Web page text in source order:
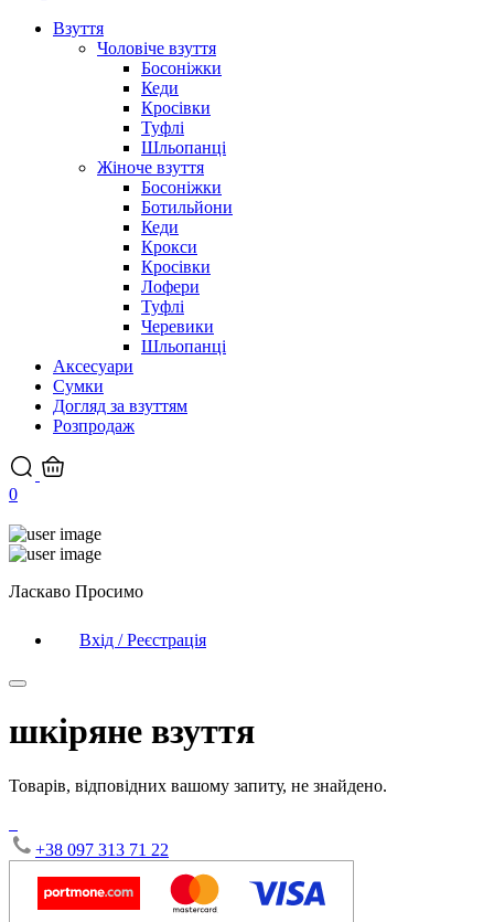
Взуття
Чоловіче взуття
Босоніжки
Кеди
Кросівки
Туфлі
Шльопанці
Жіноче взуття
Босоніжки
Ботильйони
Кеди
Крокси
Кросівки
Лофери
Туфлі
Черевики
Шльопанці
Аксесуари
Сумки
Догляд за взуттям
Розпродаж
0
Ласкаво Просимо
Вхід / Реєстрація
шкіряне взуття
Товарів, відповідних вашому запиту, не знайдено.
+38 097 313 71 22